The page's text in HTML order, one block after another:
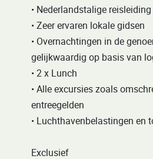
• Nederlandstalige reisleiding
• Zeer ervaren lokale gidsen
• Overnachtingen in de
gelijkwaardig op basis van
• 2 x Lunch
• Alle excursies zoals
entreegelden
• Luchthavenbelastingen en
Exclusief